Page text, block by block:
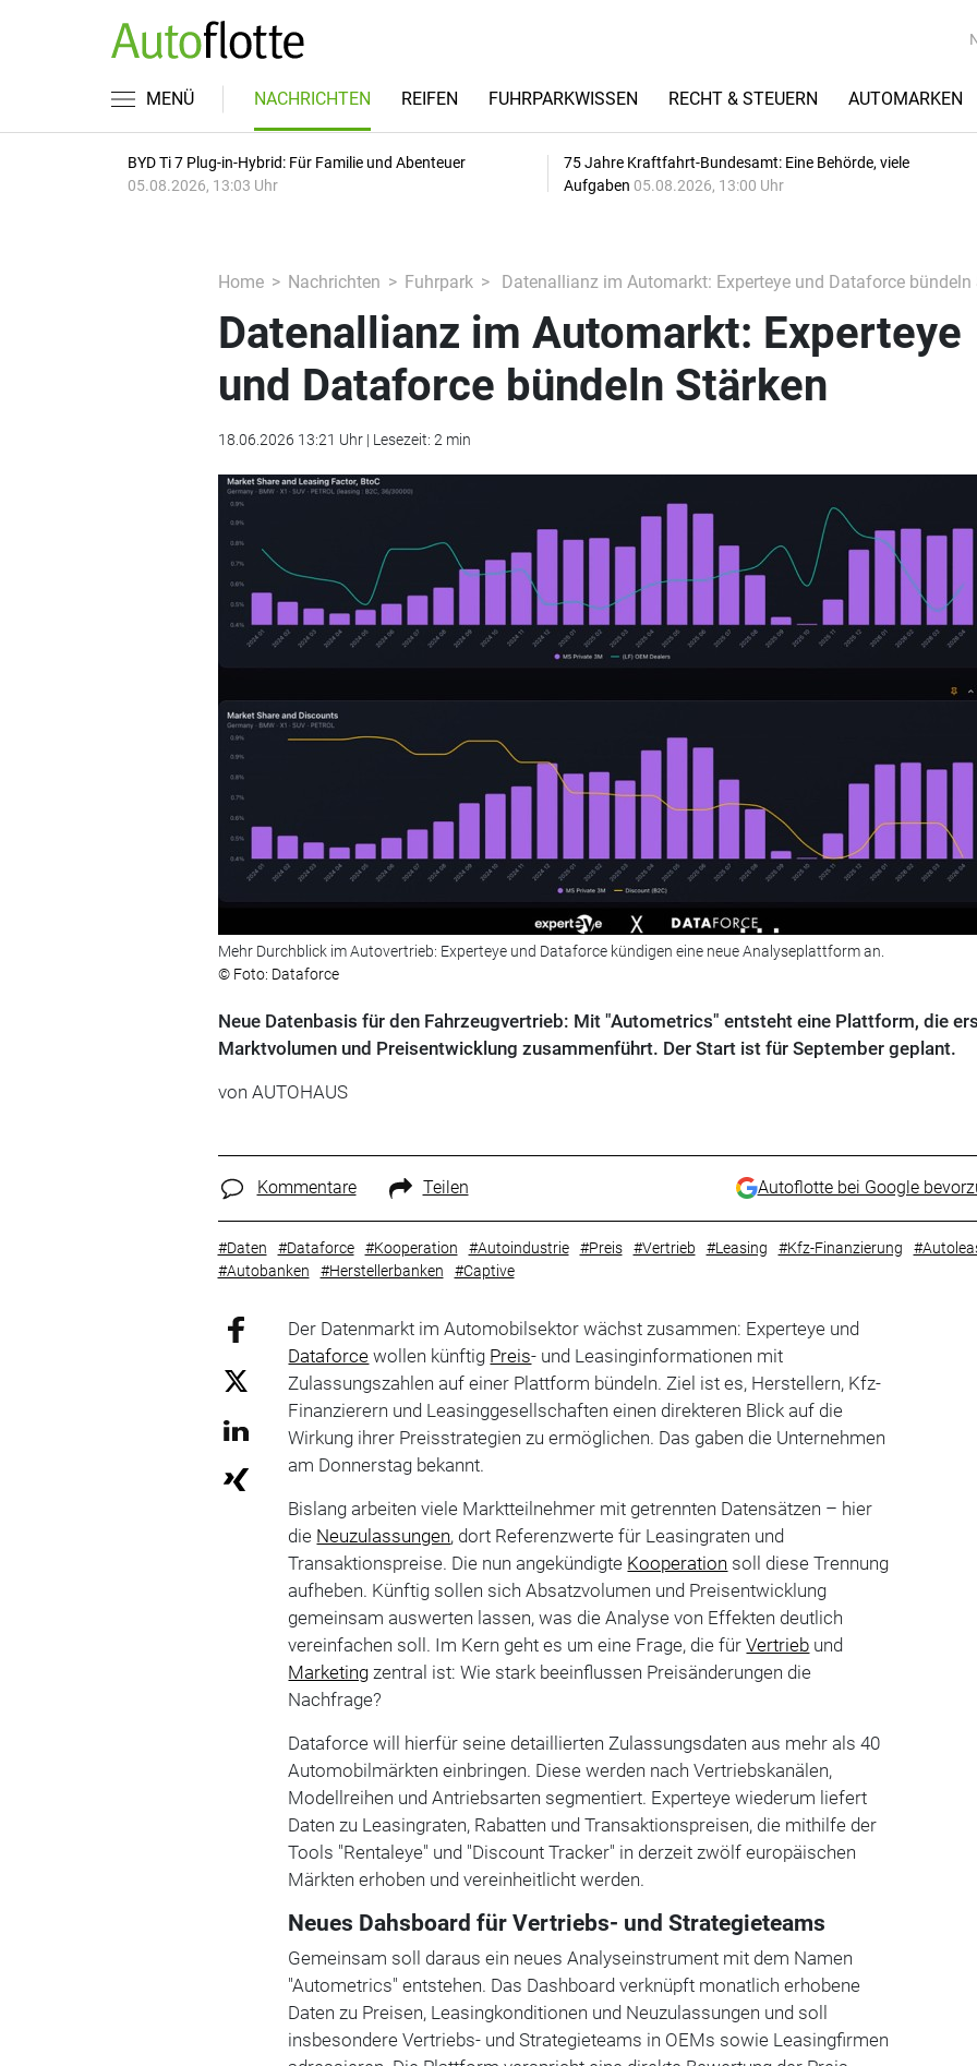
MENÜ NACHRICHTEN REIFEN FUHRPARKWISSEN RECHT & STEUERN AUTOMARKEN
BYD Ti 7 Plug-in-Hybrid: Für Familie und Abenteuer
05.08.2026, 13:03 Uhr
75 Jahre Kraftfahrt-Bundesamt: Eine Behörde, viele
Aufgaben 05.08.2026, 13:00 Uhr
Home Nachrichten Fuhrpark Datenallianz im Automarkt: Experteye und Dataforce bündeln
Datenallianz im Automarkt: Experteye
und Dataforce bündeln Stärken
18.06.2026 13:21 Uhr | Lesezeit: 2 min
Mehr Durchblick im Autovertrieb: Experteye und Dataforce kündigen eine neue Analyseplattform an.
© Foto: Dataforce
Neue Datenbasis für den Fahrzeugvertrieb: Mit "Autometrics" entsteht eine Plattform, die
Marktvolumen und Preisentwicklung zusammenführt. Der Start ist für September geplant.
von AUTOHAUS
Kommentare Teilen Autoflotte bei Google
#Daten #Dataforce #Kooperation #Autoindustrie #Preis #Vertrieb #Leasing #Kfz-Finanzierung
#Autobanken
#Herstellerbanken #Captive
Der Datenmarkt im Automobilsektor wächst zusammen: Experteye und
Dataforce wollen künftig Preis- und Leasinginformationen mit
Zulassungszahlen auf einer Plattform bündeln. Ziel ist es, Herstellern, Kfz-
Finanzierern und Leasinggesellschaften einen direkteren Blick auf die
Wirkung ihrer Preisstrategien zu ermöglichen. Das gaben die Unternehmen
am Donnerstag bekannt.
Bislang arbeiten viele Marktteilnehmer mit getrennten Datensätzen – hier
die Neuzulassungen, dort Referenzwerte für Leasingraten und
Transaktionspreise. Die nun angekündigte Kooperation soll diese Trennung
aufheben. Künftig sollen sich Absatzvolumen und Preisentwicklung
gemeinsam auswerten lassen, was die Analyse von Effekten deutlich
vereinfachen soll. Im Kern geht es um eine Frage, die fürVertrieb und
Marketing zentral ist: Wie stark beeinflussen Preisänderungen die
Nachfrage?
Dataforce will hierfür seine detaillierten Zulassungsdaten aus mehr als 40
Automobilmärkten einbringen. Diese werden nach Vertriebskanälen,
Modellreihen und Antriebsarten segmentiert. Experteye wiederum liefert
Daten zu Leasingraten, Rabatten und Transaktionspreisen, die mithilfe der
Tools "Rentaleye" und "Discount Tracker" in derzeit zwölf europäischen
Märkten erhoben und vereinheitlicht werden.
Neues Dahsboard für Vertriebs- und Strategieteams
Gemeinsam soll daraus ein neues Analyseinstrument mit dem Namen
"Autometrics" entstehen. Das Dashboard verknüpft monatlich erhobene
Daten zu Preisen, Leasingkonditionen und Neuzulassungen und soll
insbesondere Vertriebs- und Strategieteams in OEMs sowie Leasingfirmen